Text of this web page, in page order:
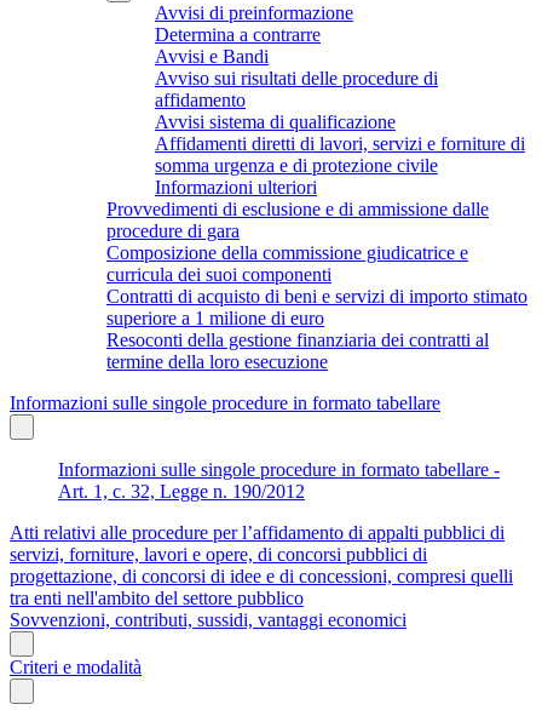
Avvisi di preinformazione
Determina a contrarre
Avvisi e Bandi
Avviso sui risultati delle procedure di
affidamento
Avvisi sistema di qualificazione
Affidamenti diretti di lavori, servizi e forniture di
somma urgenza e di protezione civile
Informazioni ulteriori
Provvedimenti di esclusione e di ammissione dalle
procedure di gara
Composizione della commissione giudicatrice e
curricula dei suoi componenti
Contratti di acquisto di beni e servizi di importo stimato
superiore a 1 milione di euro
Resoconti della gestione finanziaria dei contratti al
termine della loro esecuzione
Informazioni sulle singole procedure in formato tabellare
Informazioni sulle singole procedure in formato tabellare -
Art. 1, c. 32, Legge n. 190/2012
Atti relativi alle procedure per l’affidamento di appalti pubblici di
servizi, forniture, lavori e opere, di concorsi pubblici di
progettazione, di concorsi di idee e di concessioni, compresi quelli
tra enti nell'ambito del settore pubblico
Sovvenzioni, contributi, sussidi, vantaggi economici
Criteri e modalità